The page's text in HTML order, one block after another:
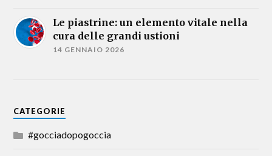
Le piastrine: un elemento vitale nella
cura delle grandi ustioni
14 GENNAIO 2026
CATEGORIE
#gocciadopogoccia